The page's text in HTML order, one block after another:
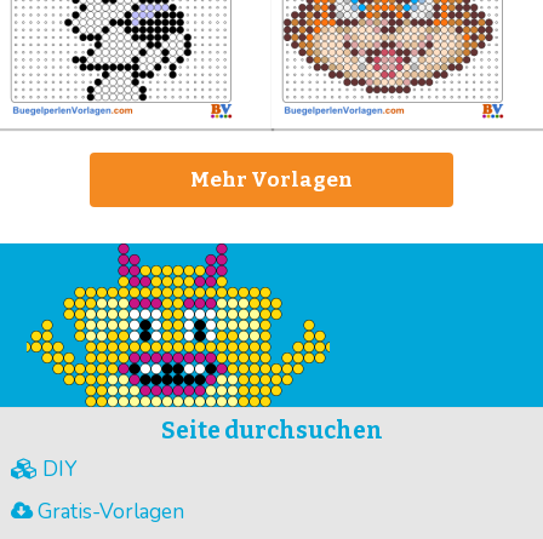
Mehr Vorlagen
Seite durchsuchen
DIY
Gratis-Vorlagen